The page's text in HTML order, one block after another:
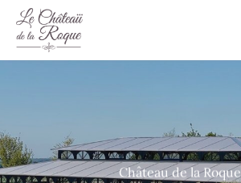
Château de la Roque